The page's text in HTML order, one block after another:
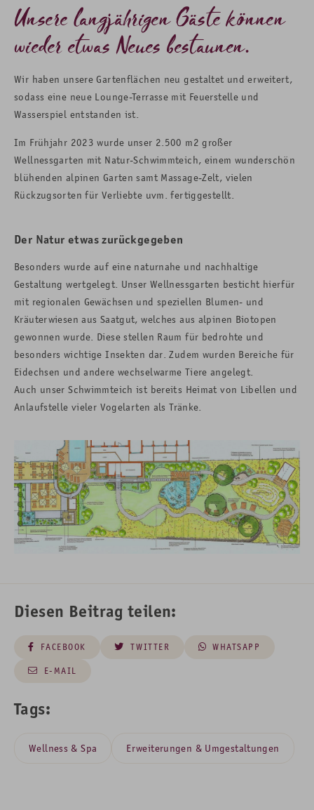
Unsere langjährigen Gäste können
wieder etwas Neues bestaunen.
Wir haben unsere Gartenflächen neu gestaltet und erweitert,
sodass eine neue Lounge-Terrasse mit Feuerstelle und
Wasserspiel entstanden ist.
Im Frühjahr 2023 wurde unser 2.500 m2 großer
Wellnessgarten mit Natur-Schwimmteich, einem wunderschön
blühenden alpinen Garten samt Massage-Zelt, vielen
Rückzugsorten für Verliebte uvm. fertiggestellt.
Der Natur etwas zurückgegeben
Besonders wurde auf eine naturnahe und nachhaltige
Gestaltung wertgelegt. Unser Wellnessgarten besticht hierfür
mit regionalen Gewächsen und speziellen Blumen- und
Kräuterwiesen aus Saatgut, welches aus alpinen Biotopen
gewonnen wurde. Diese stellen Raum für bedrohte und
besonders wichtige Insekten dar. Zudem wurden Bereiche für
Eidechsen und andere wechselwarme Tiere angelegt.
Auch unser Schwimmteich ist bereits Heimat von Libellen und
Anlaufstelle vieler Vogelarten als Tränke.
Diesen Beitrag teilen:
FACEBOOK TWITTER
WHATSAPP
E-MAIL
Tags:
Wellness & Spa Erweiterungen & Umgestaltungen